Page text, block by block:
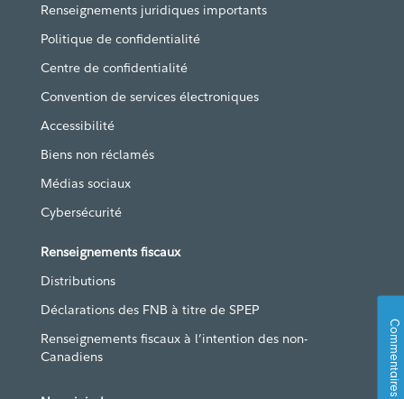
Renseignements juridiques importants
Politique de confidentialité
Centre de confidentialité
Convention de services électroniques
Accessibilité
Biens non réclamés
Médias sociaux
Cybersécurité
Renseignements fiscaux
Distributions
Déclarations des FNB à titre de SPEP
Renseignements fiscaux à l’intention des non-
Canadiens
Commentaires